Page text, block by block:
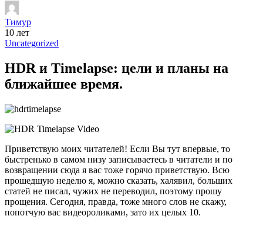
Тимур
10 лет
Uncategorized
HDR и Timelapse: цели и планы на
ближайшее время.
Приветствую моих читателей! Если Вы тут впервые, то
быстренько в самом низу записываетесь в читатели и по
возвращении сюда я вас тоже горячо приветствую. Всю
прошедшую неделю я, можно сказать, халявил, больших
статей не писал, чужих не переводил, поэтому прошу
прощения. Сегодня, правда, тоже много слов не скажу,
попотчую вас видеороликами, зато их целых 10.